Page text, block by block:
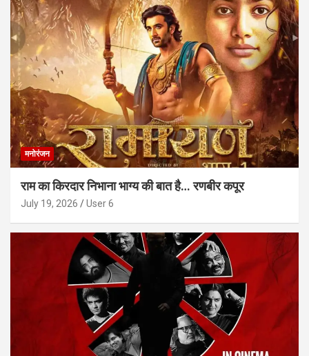
मनोरंजन
राम का किरदार निभाना भाग्य की बात है… रणबीर कपूर
July 19, 2026 User 6